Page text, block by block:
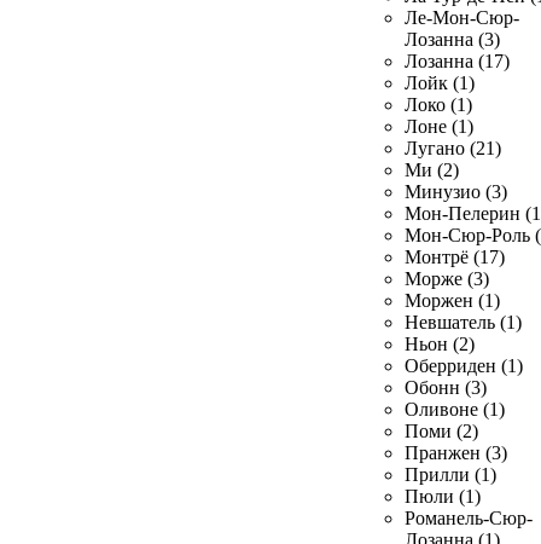
Ле-Мон-Сюр-
Лозанна (3)
Лозанна (17)
Лойк (1)
Локо (1)
Лоне (1)
Лугано (21)
Ми (2)
Минузио (3)
Мон-Пелерин
Мон-Сюр-Роль
Монтрё (17)
Морже (3)
Моржен (1)
Невшатель (1)
Ньон (2)
Оберриден (1)
Обонн (3)
Оливоне (1)
Поми (2)
Пранжен (3)
Прилли (1)
Пюли (1)
Романель-Сюр-
Лозанна (1)